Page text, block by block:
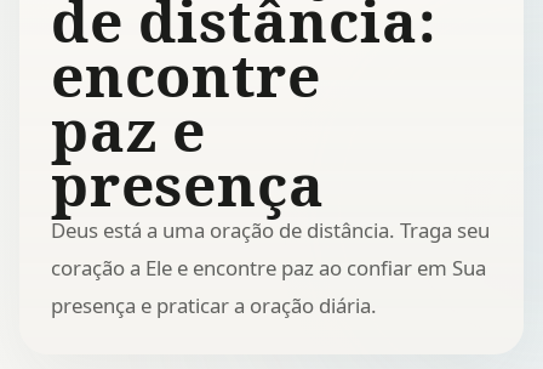
de distância:
encontre
paz e
presença
Deus está a uma oração de distância. Traga seu
coração a Ele e encontre paz ao confiar em Sua
presença e praticar a oração diária.